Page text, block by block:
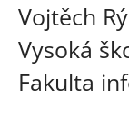
Vojtěch
Vysoká
Fakulta